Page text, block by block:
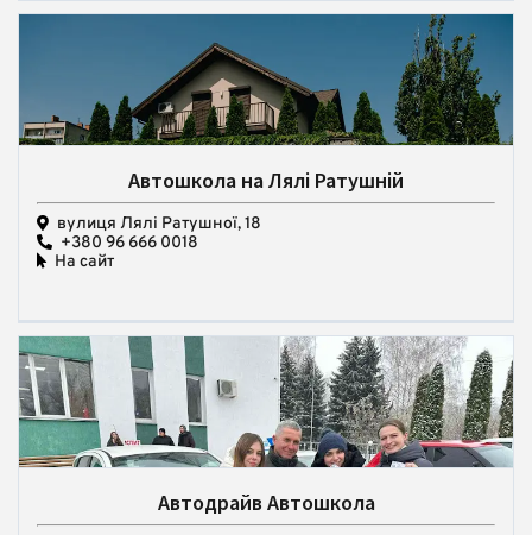
Автошкола на Лялі Ратушній
вулиця Лялі Ратушної, 18
+380 96 666 0018
На сайт
Автодрайв Автошкола